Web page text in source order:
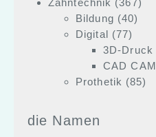
Zahntechnik (367)
Bildung (40)
Digital (77)
3D-Druck
CAD CAM
Prothetik (85)
die Namen